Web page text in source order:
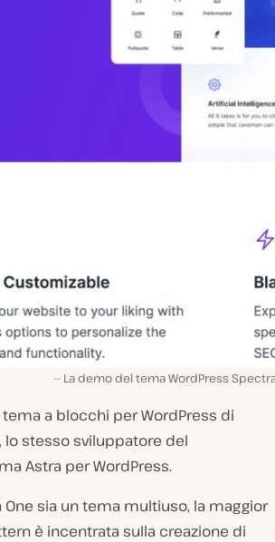
La demo del tema WordPress
tema a blocchi per WordPress di
lo stesso sviluppatore del
Astra per WordPress.
sia un tema multiuso, la maggior
è incentrata sulla creazione di